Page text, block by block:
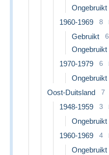
Ongebruikt
1960-1969 8
Gebruikt 6
Ongebruikt
1970-1979 6
Ongebruikt
Oost-Duitsland 7
1948-1959 3
Ongebruikt
1960-1969 4
Ongebruikt